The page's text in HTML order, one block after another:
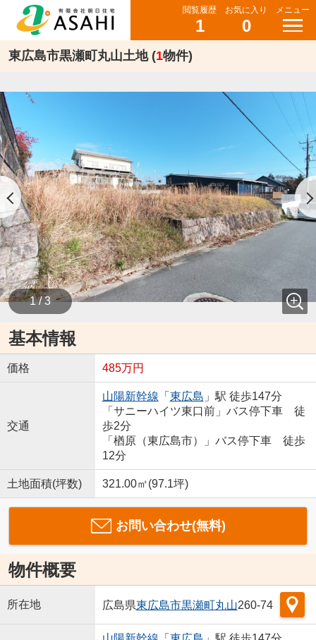
閲覧履歴
1
お気に入り
0
メニュー
東広島市黒瀬町丸山土地 (1物件)
1 / 3
基本情報
価格 485万円
交通
山陽新幹線 「 東広島 」駅 徒歩147分
「サニーハイツ東口前」バス停下車 徒
歩2分
「楢原（東広島市）」バス停下車 徒歩
12分
土地面積(坪数) 321.00㎡(97.1坪)
お問い合わせ(無料)
物件概要
所在地 広島県東広島市黒瀬町丸山260-74